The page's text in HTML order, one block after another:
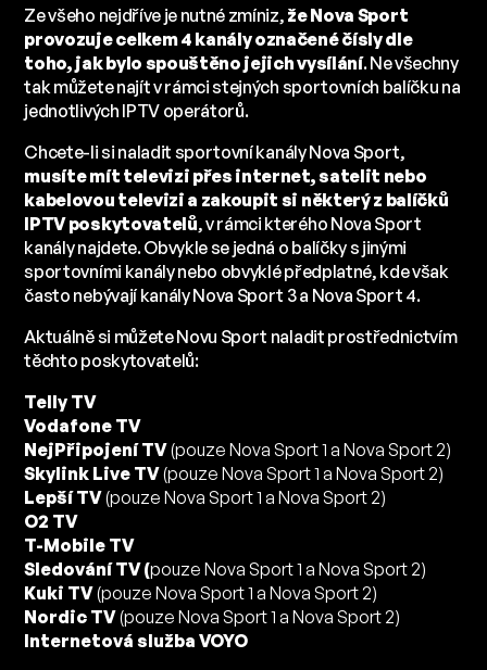
Ze všeho nejdříve je nutné zmíniz, že Nova Sport
provozuje celkem 4 kanály označené čísly dle
toho, jak bylo spouštěno jejich vysílání. Ne všechny
tak můžete najít v rámci stejných sportovních balíčku na
jednotlivých IPTV operátorů.
Chcete-li si naladit sportovní kanály Nova Sport,
musíte mít televizi přes internet, satelit nebo
kabelovou televizi a zakoupit si některý z balíčků
IPTV poskytovatelů, v rámci kterého Nova Sport
kanály najdete. Obvykle se jedná o balíčky s jinými
sportovními kanály nebo obvyklé předplatné, kde však
často nebývají kanály Nova Sport 3 a Nova Sport 4.
Aktuálně si můžete Novu Sport naladit prostřednictvím
těchto poskytovatelů:
Telly TV
Vodafone TV
NejPřipojení TV(pouze Nova Sport 1 a Nova Sport 2)
Skylink Live TV(pouze Nova Sport 1 a Nova Sport 2)
Lepší TV(pouze Nova Sport 1 a Nova Sport 2)
O2 TV
T-Mobile TV
Sledování TV (pouze Nova Sport 1 a Nova Sport 2)
Kuki TV(pouze Nova Sport 1 a Nova Sport 2)
Nordic TV(pouze Nova Sport 1 a Nova Sport 2)
Internetová služba VOYO